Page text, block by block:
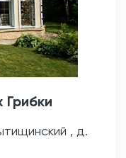
, д.